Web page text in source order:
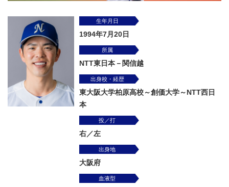
生年月日
1994年7月20日
所属
NTT東日本－関信越
出身校・ 経歴
東大阪大学柏原高校～創価大学～NTT西日
本
投／打
右／左
出身地
大阪府
血液型